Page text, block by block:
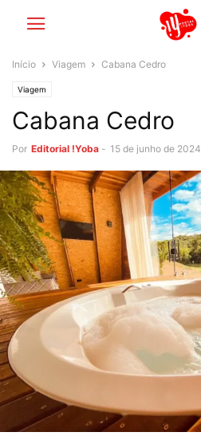
Início Viagem Cabana Cedro
Viagem
Cabana Cedro
Por Editorial !Yoba - 15 de junho de 2024